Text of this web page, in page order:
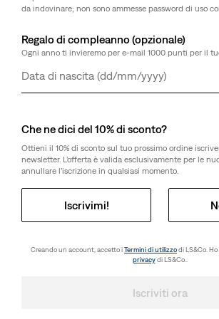
Seleziona quantità
Spedizione gratuitaper i soci Red Tab™ o ordini
Spedizione e resi
Gli anni ’90 sono tornati, e in grande stile.
decennio in un paio di short ampi e
da indovinare; non sono ammesse password di uso
Regalo di compleanno (opzionale)
Ogni anno ti invieremo per e-mail 1000 punti per il
Giorno
Mese
Anno
Che ne dici del 10% di sconto?
Ottieni il 10% di sconto sul tuo prossimo ordine
newsletter. L’offerta è valida esclusivamente per le
annullare l’iscrizione in qualsiasi momento.
Iscrivimi!
Creando un account, accetto iTermini di utilizzodi LS&Co.
privacydi LS&Co..
Iscriviti ora